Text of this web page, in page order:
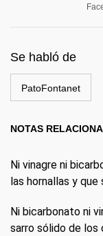
Se habló de
PatoFontanet
NOTAS
Ni vinagre ni
las hornallas y que
Ni bicarbonato ni
sarro sólido de los